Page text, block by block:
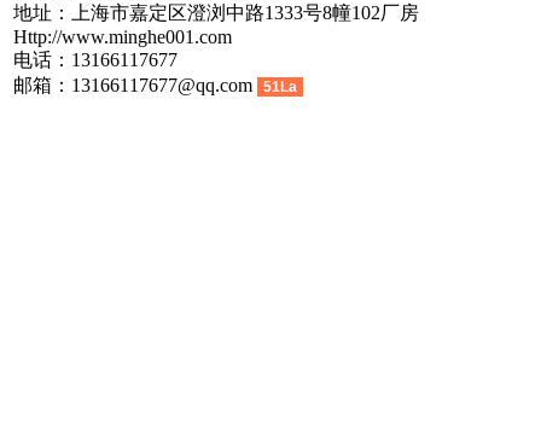
地址：上海市嘉定区澄浏中路1333号8幢102厂房
Http://www.minghe001.com
电话：13166117677
邮箱：13166117677@qq.com
51La